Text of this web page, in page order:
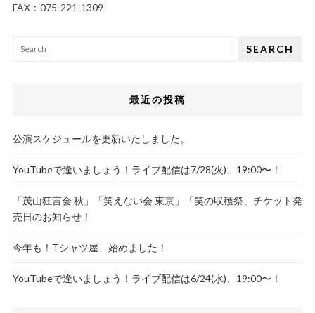
FAX：075-221-1309
SEARCH
最近の投稿
公演スケジュールを更新いたしました。
YouTubeで逢いましょう！ライブ配信は7/28(火)、19:00〜！
「茂山狂言会 秋」「笑えない会 東京」「笑の収穫祭」チケット発
売日のお知らせ！
今年も！Tシャツ屋、始めました！
YouTubeで逢いましょう！ライブ配信は6/24(水)、19:00〜！